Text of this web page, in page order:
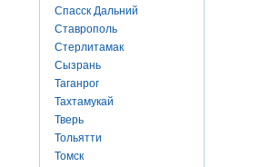
Спасск Дальний
Ставрополь
Стерлитамак
Сызрань
Таганрог
Тахтамукай
Тверь
Тольятти
Томск